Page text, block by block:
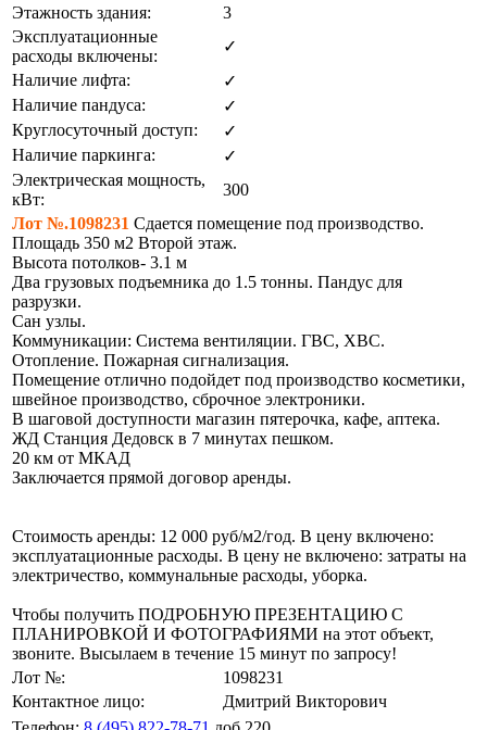
Этажность здания:
3
Эксплуатационные
расходы включены:
✓
Наличие лифта:
✓
Наличие пандуса:
✓
Круглосуточный доступ:
✓
Наличие паркинга:
✓
Электрическая мощность,
кВт:
300
Лот №.1098231 Сдается помещение под производство.
Площадь 350 м2 Второй этаж.
Высота потолков- 3.1 м
Два грузовых подъемника до 1.5 тонны. Пандус для
разрузки.
Сан узлы.
Коммуникации: Система вентиляции. ГВС, ХВС.
Отопление. Пожарная сигнализация.
Помещение отлично подойдет под производство косметики,
швейное производство, сброчное электроники.
В шаговой доступности магазин пятерочка, кафе, аптека.
ЖД Станция Дедовск в 7 минутах пешком.
20 км от МКАД
Заключается прямой договор аренды.
Стоимость аренды: 12 000 руб/м2/год. В цену включено:
эксплуатационные расходы. В цену не включено: затраты на
электричество, коммунальные расходы, уборка.
Чтобы получить ПОДРОБНУЮ ПРЕЗЕНТАЦИЮ С
ПЛАНИРОВКОЙ И ФОТОГРАФИЯМИ на этот объект,
звоните. Высылаем в течение 15 минут по запросу!
Лот №:
1098231
Контактное лицо:
Дмитрий Викторович